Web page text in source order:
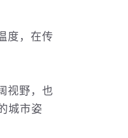
度，在传
视野，也
城市姿